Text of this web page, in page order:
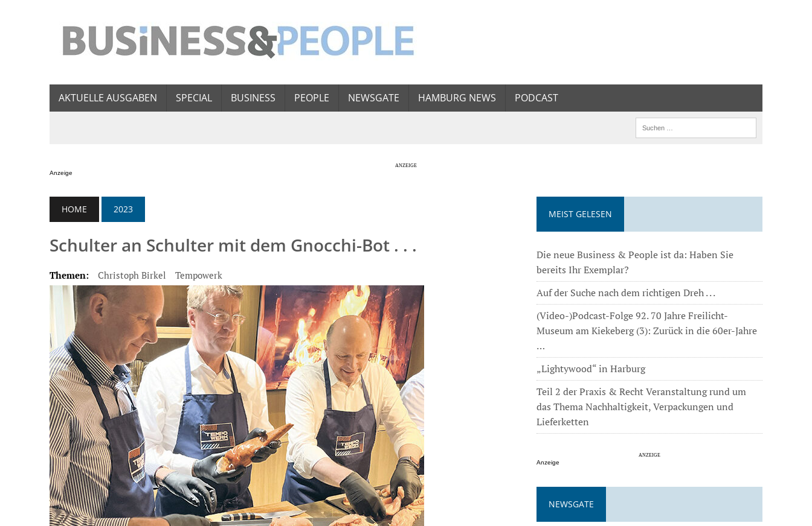
AKTUELLE AUSGABEN SPECIAL BUSINESS PEOPLE NEWSGATE HAMBURG NEWS PODCAST
Anzeige
HOME 2023
Schulter an Schulter mit dem Gnocchi-Bot . . .
Themen: Christoph Birkel Tempowerk
MEIST GELESEN
Die neue Business & People ist da: Haben Sie
bereits Ihr Exemplar?
Auf der Suche nach dem richtigen Dreh . . .
(Video-)Podcast-Folge 92. 70 Jahre Freilicht-
Museum am Kiekeberg (3): Zurück in die 60er-Jahre
…
„Lightywood“ in Harburg
Teil 2 der Praxis & Recht Veranstaltung rund um
das Thema Nachhaltigkeit, Verpackungen und
Lieferketten
Anzeige
NEWSGATE